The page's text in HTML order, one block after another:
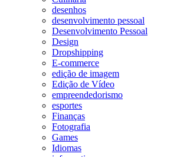
desenhos
desenvolvimento pessoal
Desenvolvimento Pessoal
Design
Dropshipping
E-commerce
edição de imagem
Edição de Vídeo
empreendedorismo
esportes
Finanças
Fotografia
Games
Idiomas